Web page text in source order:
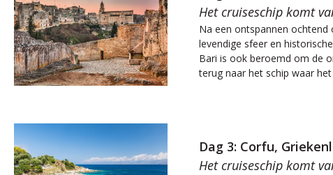
Het cruiseschip komt
Na een ontspannen
levendige sfeer en
Bari is ook beroemd om de
terug naar het schip waar
Dag 3: Corfu,
Het cruiseschip komt